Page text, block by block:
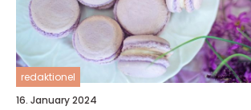
redaktionel
16. January 2024